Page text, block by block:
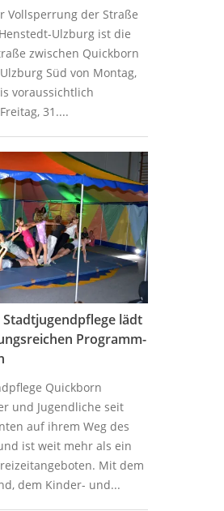
Vollsperrung der Straße
Ulzburg ist die
zwischen Quickborn
Süd von Montag,
voraussichtlich
31....
lädt
Programm-
Quickborn
und Jugendliche seit
auf ihrem Weg des
ist weit mehr als ein
Mit dem
dem Kinder- und...